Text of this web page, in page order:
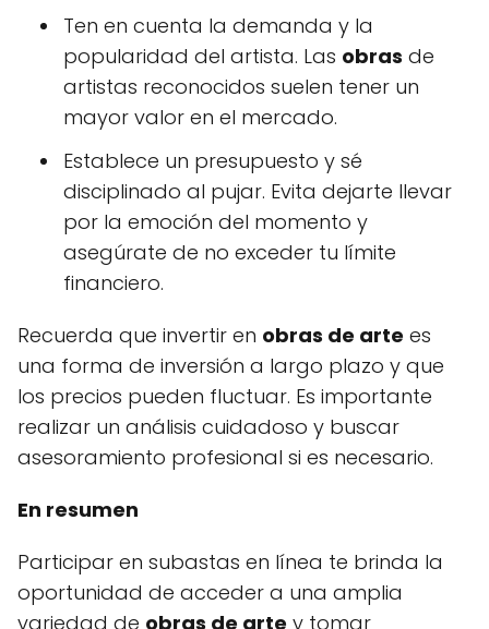
Ten en cuenta la demanda y la
popularidad del artista. Las obras de
artistas reconocidos suelen tener un
mayor valor en el mercado.
Establece un presupuesto y sé
disciplinado al pujar. Evita dejarte llevar
por la emoción del momento y
asegúrate de no exceder tu límite
financiero.
Recuerda que invertir en obras de arte es
una forma de inversión a largo plazo y que
los precios pueden fluctuar. Es importante
realizar un análisis cuidadoso y buscar
asesoramiento profesional si es necesario.
En resumen
Participar en subastas en línea te brinda la
oportunidad de acceder a una amplia
variedad de obras de arte y tomar